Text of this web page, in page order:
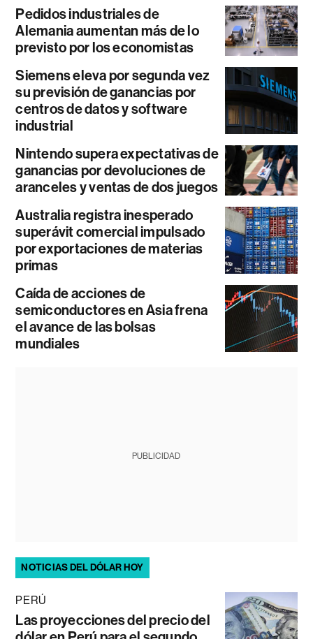
Pedidos industriales de
Alemania aumentan más de lo
previsto por los economistas
Siemens eleva por segunda vez
su previsión de ganancias por
centros de datos y software
industrial
Nintendo supera expectativas de
ganancias por devoluciones de
aranceles y ventas de dos juegos
Australia registra inesperado
superávit comercial impulsado
por exportaciones de materias
primas
Caída de acciones de
semiconductores en Asia frena
el avance de las bolsas
mundiales
PUBLICIDAD
NOTICIAS DEL DÓLAR HOY
PERÚ
Las proyecciones del precio del